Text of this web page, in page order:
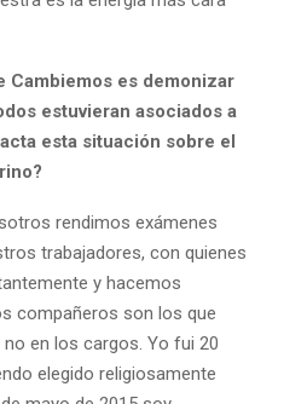
Cambiemos es demonizar
estuvieran asociados a
esta situación sobre el
rendimos exámenes
trabajadores, con quienes
y hacemos
compañeros son los que
en los cargos. Yo fui 20
elegido religiosamente